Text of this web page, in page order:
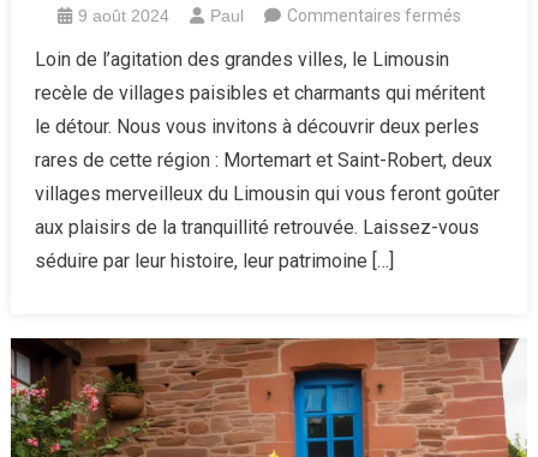
9 août 2024 Paul Commentaires ferméssur
villages
du
Limousin
le
Loin de l’agitation des grandes villes, le Limousin
recèle de villages paisibles et charmants qui méritent
le détour. Nous vous invitons à découvrir deux perles
rares de cette région : Mortemart et Saint-Robert, deux
villages merveilleux du Limousin qui vous feront goûter
aux plaisirs de la tranquillité retrouvée. Laissez-vous
séduire par leur histoire, leur patrimoine […]